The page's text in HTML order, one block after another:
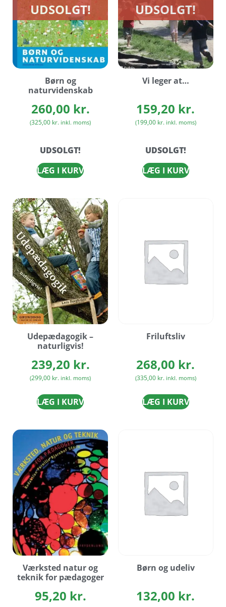
UDSOLGT!
Børn og
naturvidenskab
260,00 kr.
(325,00 kr. inkl. moms)
UDSOLGT!
LÆG I KURV
UDSOLGT!
Vi leger at…
159,20 kr.
(199,00 kr. inkl. moms)
UDSOLGT!
LÆG I KURV
Udepædagogik –
naturligvis!
239,20 kr.
(299,00 kr. inkl. moms)
LÆG I KURV
Friluftsliv
268,00 kr.
(335,00 kr.inkl. moms)
LÆG I KURV
Værksted natur og
teknik for pædagoger
95,20 kr.
Børn og udeliv
132,00 kr.